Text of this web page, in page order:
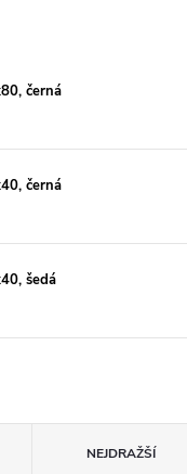
černá
černá
šedá
NEJDRAŽŠÍ